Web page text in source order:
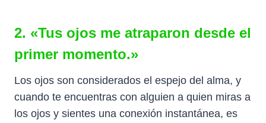
2. «Tus ojos me atraparon desde el
primer momento.»
Los ojos son considerados el espejo del alma, y
cuando te encuentras con alguien a quien miras a
los ojos y sientes una conexión instantánea, es